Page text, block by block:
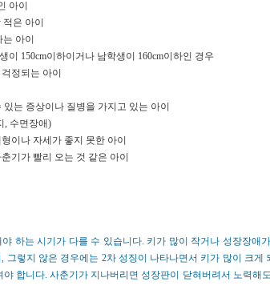
아이
적은 아이
는 아이
이 150cm이하이거나 남학생이 160cm이하인 경우
정되는 아이
있는 증상이나 질병을 가지고 있는 아이
, 수면장애)
이나 자세가 좋지 못한 아이
기가 빨리 오는 것 같은 아이
하는 시기가 다를 수 있습니다. 키가 많이 작거나 성장장애
그렇지 않은 경우에는 2차 성징이 나타나면서 키가 많이 크게
합니다. 사춘기가 지나버리면 성장판이 닫혀버려서 노력해